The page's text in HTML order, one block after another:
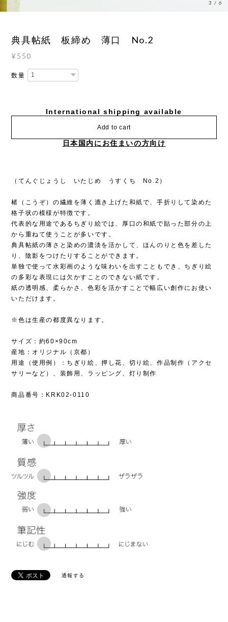
3 /6
典具帖紙 板締め 薄口 No.2
¥550
数量
International shipping available
Add to cart
日本国内にお住まいの方向け
（てんぐじょうし いたじめ うすくち No.2）
楮（こうぞ）の繊維を薄く漉き上げた和紙で、手折りして染めた
格子状の模様が特徴です。
代表的な用途であるちぎり絵では、厚口の和紙で貼った部分の上
から重ねて使うことが多いです。
典具帖紙の薄さと染めの濃淡を活かして、ほんのりと色を差した
り、陰影をつけたりすることができます。
単独で使って水彩画のような味わいを出すこともでき、ちぎり絵
の多彩な表現には欠かすことのできない紙です。
紙の透明感、柔らかさ、色彩を活かすことで幅広い創作にお使い
いただけます。
※色は生産の都度異なります。
サイズ：約60×90cm
産地：オリジナル（京都）
用途（使用例）：ちぎり絵、押し花、切り絵、作品制作（アクセ
サリーなど）、装飾用、ラッピング、灯り制作
商品番号：KRK02-0110
通報する